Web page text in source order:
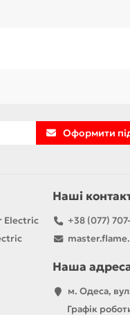
Оформити
Electric
Наші
+38 (077)
Наша
м. Одеса,
Графік